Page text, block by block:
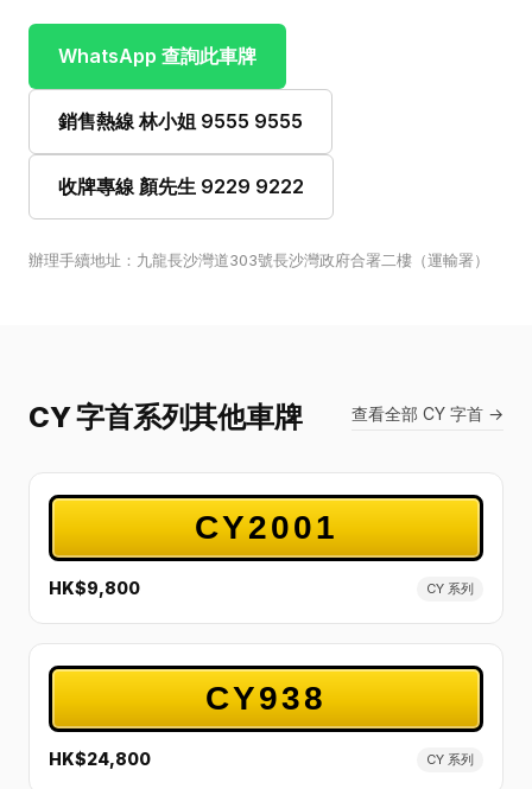
WhatsApp 查詢此車牌
銷售熱線 林小姐 9555 9555
收牌專線 顏先生 9229 9222
辦理手續地址：九龍長沙灣道303號長沙灣政府合署二樓（運輸署）
CY 字首系列其他車牌 查看全部 CY 字首 →
CY2001
HK$9,800 CY 系列
CY938
HK$24,800 CY 系列